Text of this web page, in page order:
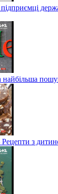
підприємці
з